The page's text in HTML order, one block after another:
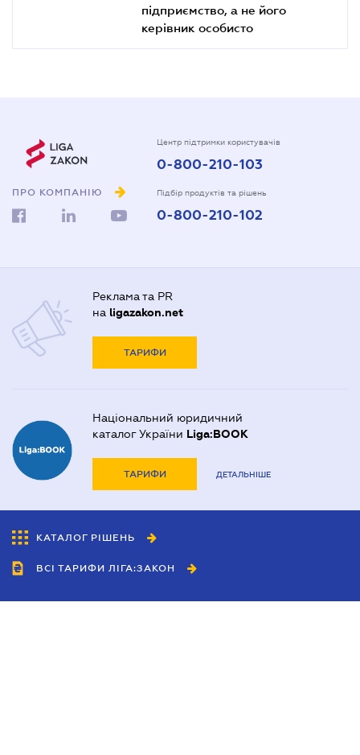
підприємство, а не його
керівник особисто
ПРО КОМПАНІЮ
Центр підтримки користувачів
0-800-210-103
Підбір продуктів та рішень
0-800-210-102
Реклама та PR
на ligazakon.net
ТАРИФИ
Національний юридичний
каталог України Liga:BOOK
ТАРИФИ ДЕТАЛЬНІШЕ
КАТАЛОГ РІШЕНЬ
ВСІ ТАРИФИ ЛІГА:ЗАКОН